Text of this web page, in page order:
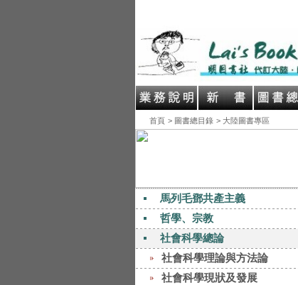
首頁 > 圖書總目錄 > 大陸圖書專區
馬列毛鄧共產主義
哲學、宗教
社會科學總論
社會科學理論與方法論
社會科學現狀及發展